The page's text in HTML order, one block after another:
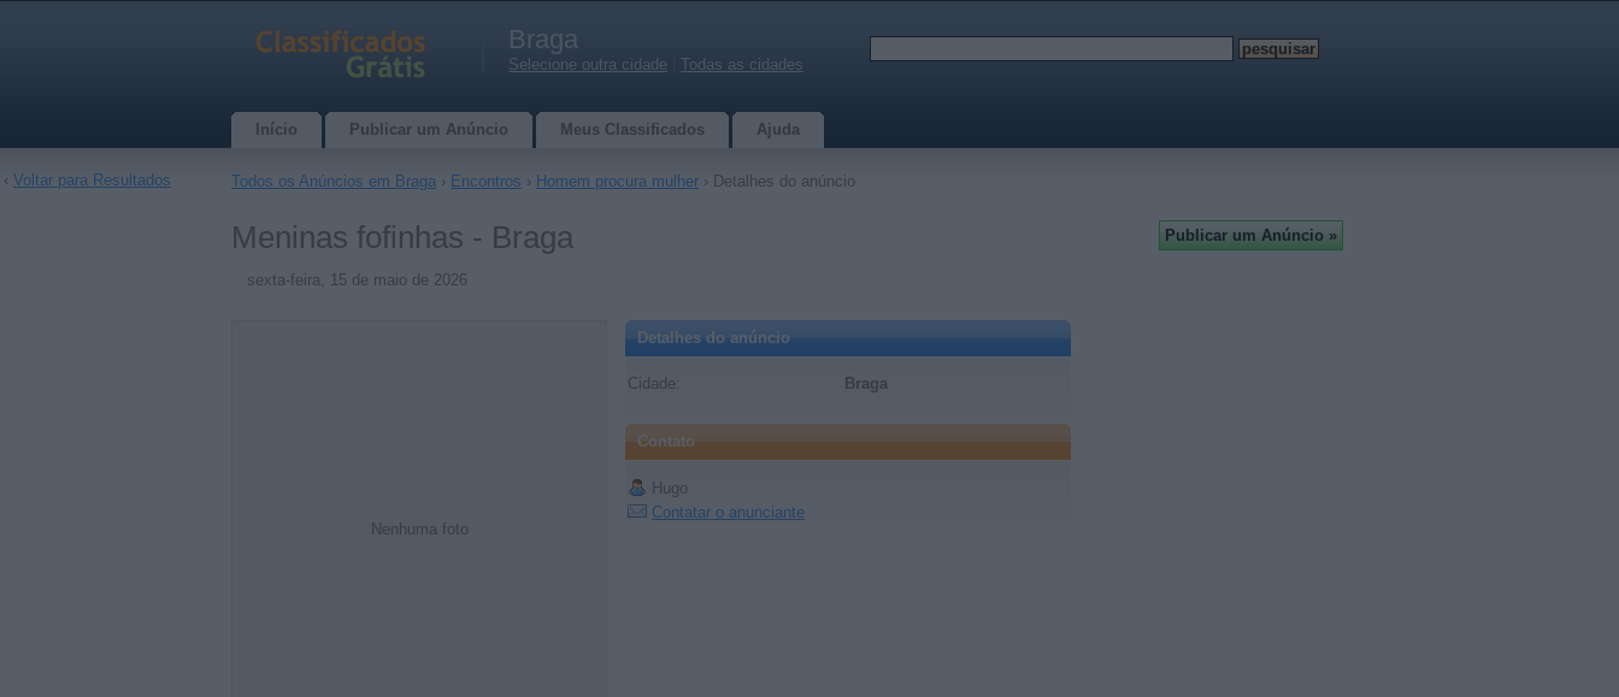
Braga
Selecione outra cidade Todas as cidades
Início Publicar um Anúncio Meus Classificados Ajuda
Todos os Anúncios em Braga › Encontros › Homem procura mulher › Detalhes do anúncio
Meninas fofinhas - Braga
sexta-feira, 15 de maio de 2026
Nenhuma foto
Detalhes do anúncio
Cidade: Braga
Contato
Hugo
Contatar o anunciante
‹ Voltar para Resultados